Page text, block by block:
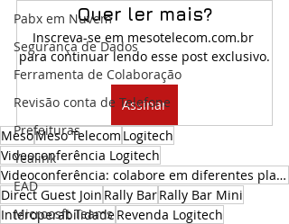
Pabx em Nuvem
Segurança de Dados
Ferramenta de Colaboração
Revisão conta de Telefone
Prefeituras
Yealink
EAD
Microosft Teams
Quer ler mais?
Inscreva-se em mesotelecom.com.br
para continuar lendo esse post exclusivo.
Assinar
MesoMeso Telecom Logitech
Videoconferência Logitech
Videoconferência: colabore em diferentes plataformas
Direct Guest Join Rally BarRally Bar Mini
InteroperabilidadeRevenda Logitech